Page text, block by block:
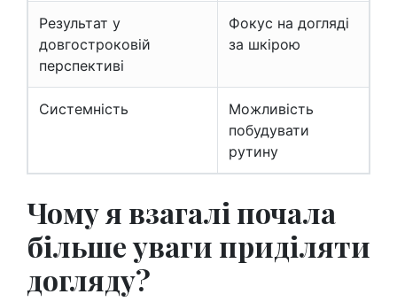
Результат у
довгостроковій
перспективі
Фокус на догляді
за шкірою
Системність
Можливість
побудувати
рутину
Чому я взагалі почала
більше уваги приділяти
догляду?